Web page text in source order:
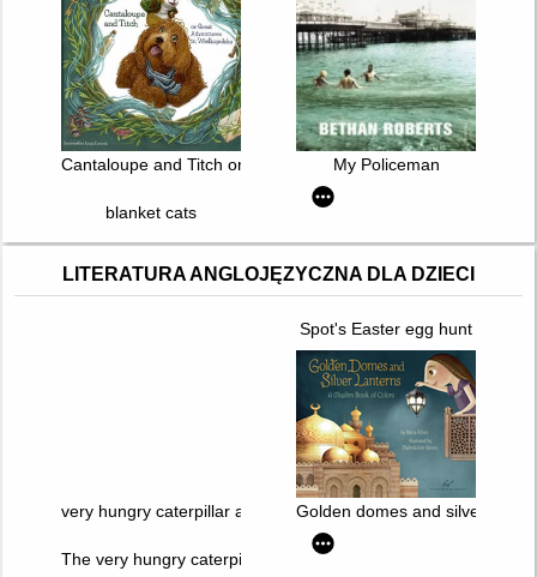
Cantaloupe and Titch or Great Adventures in Wielkopolska
My Policeman
blanket cats
LITERATURA ANGLOJĘZYCZNA DLA DZIECI
Spot's Easter egg hunt
very hungry caterpillar at the bakeshopGolden domes and silver
The very hungry caterpillar eats breakfast : a counting book